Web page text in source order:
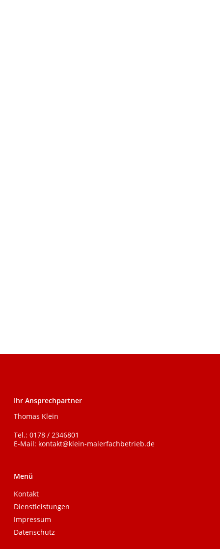
Ihr Ansprechpartner
Thomas Klein
Tel.: 0178 / 2346801
E-Mail: kontakt@klein-malerfachbetrieb.de
Menü
Kontakt
Dienstleistungen
Impressum
Datenschutz